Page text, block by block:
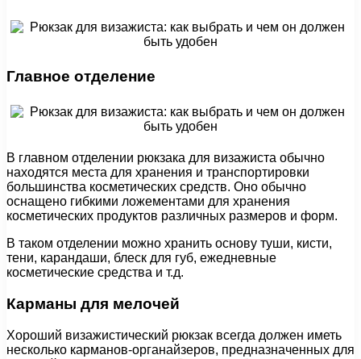
Главное отделение
В главном отделении рюкзака для визажиста обычно
находятся места для хранения и транспортировки
большинства косметических средств. Оно обычно
оснащено гибкими ложементами для хранения
косметических продуктов различных размеров и форм.
В таком отделении можно хранить основу туши, кисти,
тени, карандаши, блеск для губ, ежедневные
косметические средства и т.д.
Карманы для мелочей
Хороший визажистический рюкзак всегда должен иметь
несколько карманов-органайзеров, предназначенных для